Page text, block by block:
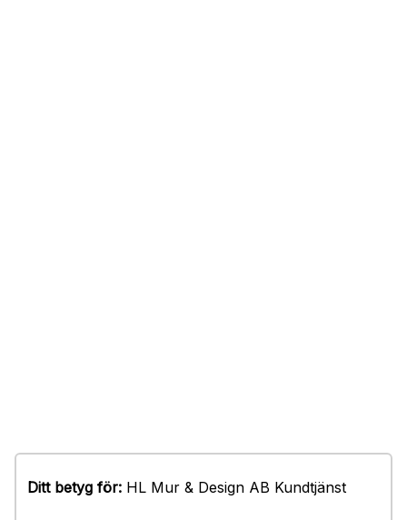
Ditt betyg för: HL Mur & Design AB Kundtjänst